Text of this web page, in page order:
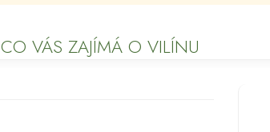
CO VÁS ZAJÍMÁ O VILÍNU